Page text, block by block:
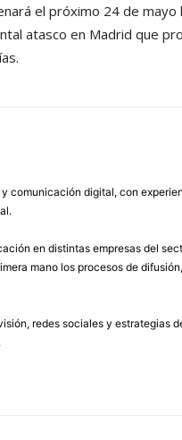
el próximo 24 de mayo
atasco en Madrid que
comunicación digital, con
en distintas empresas del
mano los procesos de difusión,
redes sociales y estrategias